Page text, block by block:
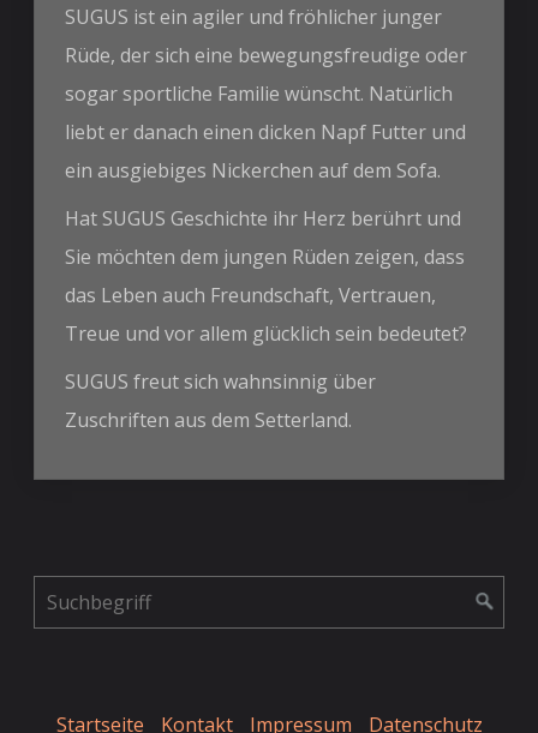
SUGUS ist ein agiler und fröhlicher junger
Rüde, der sich eine bewegungsfreudige oder
sogar sportliche Familie wünscht. Natürlich
liebt er danach einen dicken Napf Futter und
ein ausgiebiges Nickerchen auf dem Sofa.
Hat SUGUS Geschichte ihr Herz berührt und
Sie möchten dem jungen Rüden zeigen, dass
das Leben auch Freundschaft, Vertrauen,
Treue und vor allem glücklich sein bedeutet?
SUGUS freut sich wahnsinnig über
Zuschriften aus dem Setterland.
Startseite Kontakt Impressum Datenschutz